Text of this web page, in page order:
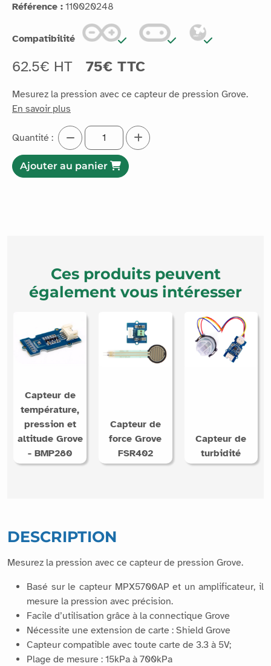
Référence : 110020248
Compatibilité
62.5€ HT 75€ TTC
Mesurez la pression avec ce capteur de pression Grove.
En savoir plus
Quantité :
Ajouter au panier
Ces produits peuvent
également vous intéresser
Capteur de
température,
pression et
altitude Grove
- BMP280
Capteur de
force Grove
FSR402
Capteur de
turbidité
DESCRIPTION
Mesurez la pression avec ce capteur de pression Grove.
Basé sur le capteur MPX5700AP et un amplificateur, il
mesure la pression avec précision.
Facile d’utilisation grâce à la connectique Grove
Nécessite une extension de carte : Shield Grove
Capteur compatible avec toute carte de 3.3 à 5V;
Plage de mesure : 15kPa à 700kPa